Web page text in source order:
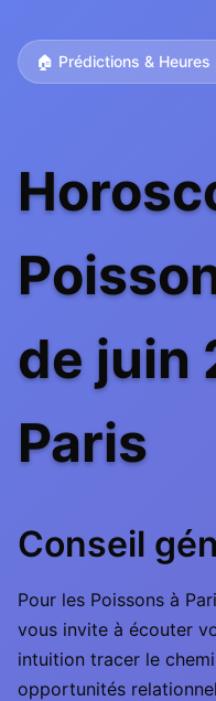
🏠 Prédictions & Heures
de juin
Paris
Conseil
Pour les Poissons à
vous invite à écouter
intuition tracer le
opportunités